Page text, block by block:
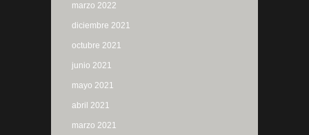
marzo 2022
diciembre 2021
octubre 2021
junio 2021
mayo 2021
abril 2021
marzo 2021